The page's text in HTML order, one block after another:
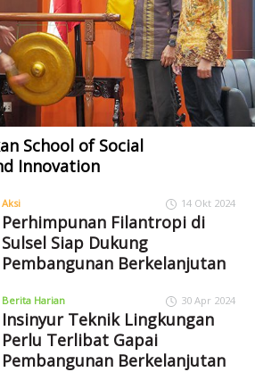
School of Social
Innovation
Aksi 14 Okt 2024
Perhimpunan Filantropi di
Sulsel Siap Dukung
Pembangunan Berkelanjutan
Berita Harian 30 Apr 2024
Insinyur Teknik Lingkungan
Perlu Terlibat Gapai
Pembangunan Berkelanjutan